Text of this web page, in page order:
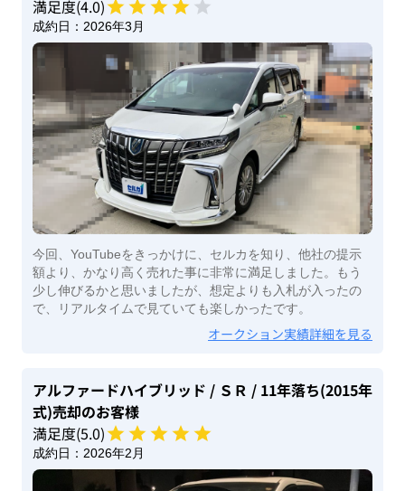
満足度(4.0)
成約日： 2026年3月
今回、YouTubeをきっかけに、セルカを知り、他社の提示
額より、かなり高く売れた事に非常に満足しました。もう
少し伸びるかと思いましたが、想定よりも入札が入ったの
で、リアルタイムで見ていても楽しかったです。
オークション実績詳細を見る
アルファードハイブリッド / ＳＲ / 11年落ち(2015年
式)売却のお客様
満足度(5.0)
成約日： 2026年2月